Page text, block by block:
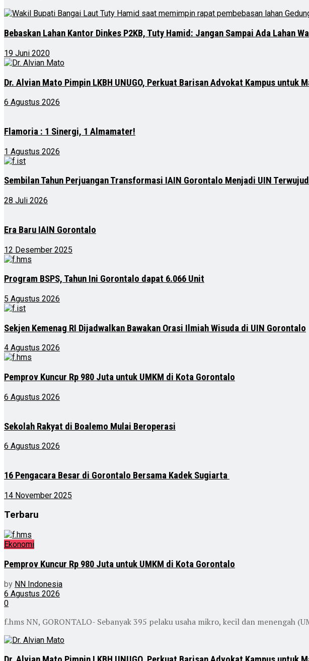
Bebaskan Lahan Kantor Dinkes P2KB, Tuty Hamid: Jangan Sampai Ada Lahan
19 Juni 2020
Dr. Alvian Mato Pimpin LKBH UNUGO, Perkuat Barisan Advokat Kampus untuk
6 Agustus 2026
Flamoria : 1 Sinergi, 1 Almamater!
1 Agustus 2026
Sembilan Tahun Perjuangan Transformasi IAIN Gorontalo Menjadi UIN Terwujud
28 Juli 2026
Era Baru IAIN Gorontalo
12 Desember 2025
Program BSPS, Tahun Ini Gorontalo dapat 6.066 Unit
5 Agustus 2026
Sekjen Kemenag RI Dijadwalkan Bawakan Orasi Ilmiah Wisuda di UIN Gorontalo
4 Agustus 2026
Pemprov Kuncur Rp 980 Juta untuk UMKM di Kota Gorontalo
6 Agustus 2026
Sekolah Rakyat di Boalemo Mulai Beroperasi
6 Agustus 2026
16 Pengacara Besar di Gorontalo Bersama Kadek Sugiarta
14 November 2025
Terbaru
Ekonomi
Pemprov Kuncur Rp 980 Juta untuk UMKM di Kota Gorontalo
by NN Indonesia
6 Agustus 2026
0
f.hms NN, GORONTALO- Sebanyak 395 pelaku usaha mikro, kecil dan menengah